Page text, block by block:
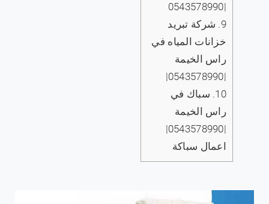
|0543578990
9. شركة تبريد
خزانات المياه في
راس الخيمة
|0543578990|
10. سباك في
راس الخيمة
|0543578990|
اعمال سباكة